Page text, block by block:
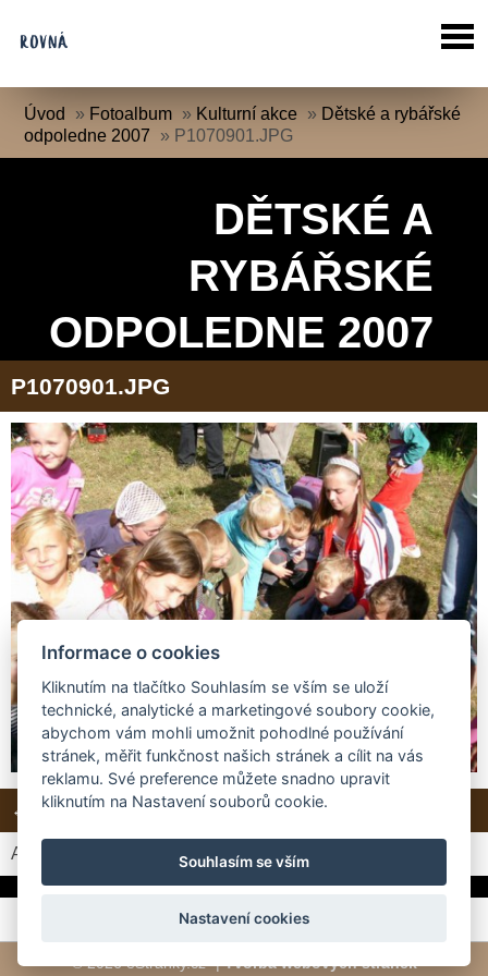
Úvod » Fotoalbum » Kulturní akce » Dětské a rybářské
odpoledne 2007
» P1070901.JPG
DĚTSKÉ A
RYBÁŘSKÉ
ODPOLEDNE 2007
P1070901.JPG
← Předchozí Další → Zpět do složky
Automatické procházení: 3 | 4| |
© 2026 eStránky.cz | Tvorba webových stránek
Informace o cookies
Kliknutím na tlačítko Souhlasím se vším se uloží
technické, analytické a marketingové soubory cookie,
abychom vám mohli umožnit pohodlné používání
stránek, měřit funkčnost našich stránek a cílit na vás
reklamu. Své preference můžete snadno upravit
kliknutím na Nastavení souborů cookie.
Souhlasím se vším
Nastavení cookies